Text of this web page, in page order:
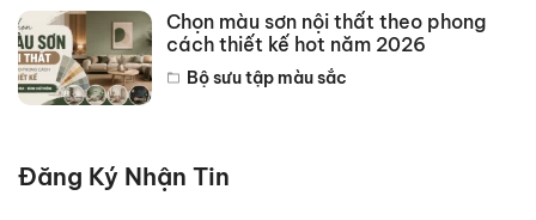
Chọn màu sơn nội thất theo phong
cách thiết kế hot năm 2026
Bộ sưu tập màu sắc
Đăng Ký Nhận Tin